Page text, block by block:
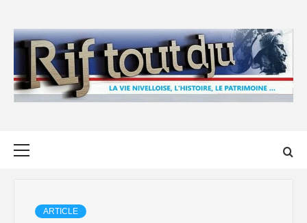
content
ARTICLE